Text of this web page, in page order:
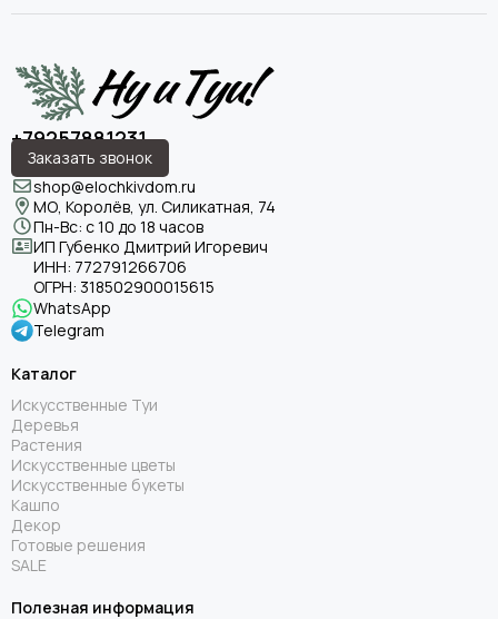
+79257881231
Заказать звонок
shop@elochkivdom.ru
МО, Королёв, ул. Силикатная, 74
Пн-Вс: с 10 до 18 часов
ИП Губенко Дмитрий Игоревич
ИНН: 772791266706
ОГРН: 318502900015615
WhatsApp
Telegram
Каталог
Искусственные Туи
Деревья
Растения
Искусственные цветы
Искусственные букеты
Кашпо
Декор
Готовые решения
SALE
Полезная информация